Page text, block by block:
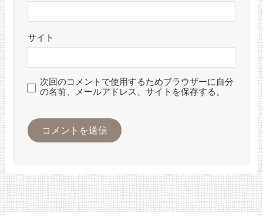
サイト
次回のコメントで使用するためブラウザーに自分
の名前、メールアドレス、サイトを保存する。